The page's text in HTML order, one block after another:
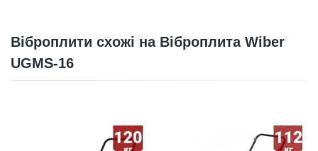
Віброплити схожі на Віброплита Wiber
UGMS-16